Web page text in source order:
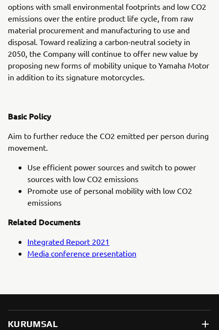
options with small environmental footprints and low CO2
emissions over the entire product life cycle, from raw
material procurement and manufacturing to use and
disposal. Toward realizing a carbon-neutral society in
2050, the Company will continue to offer new value by
proposing new forms of mobility unique to Yamaha Motor
in addition to its signature motorcycles.
Basic Policy
Aim to further reduce the CO2 emitted per person during
movement.
Use efficient power sources and switch to power
sources with low CO2 emissions
Promote use of personal mobility with low CO2
emissions
Related Documents
Integrated Report 2021
Media conference presentation
KURUMSAL